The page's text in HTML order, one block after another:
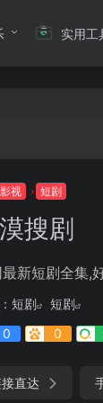
实用工
视 短剧
搜剧
新短剧全集,
短剧
短剧
0
0
直达